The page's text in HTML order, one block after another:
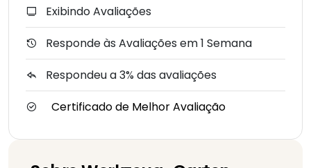
Exibindo Avaliações
Responde às Avaliações em 1 Semana
Respondeu a 3% das avaliações
Certificado de Melhor Avaliação